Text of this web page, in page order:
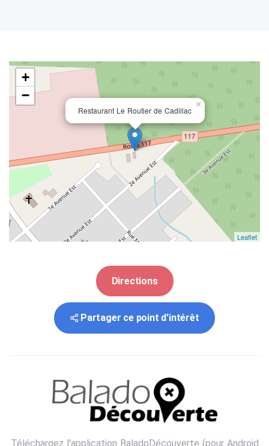
Restaurant Le Routier de Cadillac
×
+
−
Leaflet
Directions
Partager ce point d'intérêt
Téléchargez l'application BaladoDécouverte (pour Android